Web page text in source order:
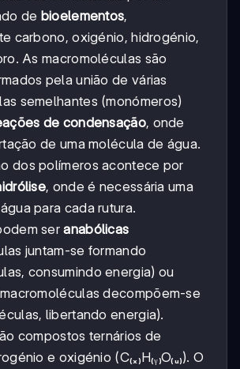
de bioelementos,
carbono, oxigénio, hidrogénio,
As macromoléculas são
pela união de várias
semelhantes (monómeros)
de condensação, onde
de uma molécula de água.
dos polímeros acontece por
, onde é necessária uma
para cada rutura.
seranabólicas
juntam-se formando
consumindo energia) ou
decompõem-se
libertando energia).
compostos ternários de
e oxigénio (C₍ₓ₎H₍ᵧ₎O₍ᵤ₎). O